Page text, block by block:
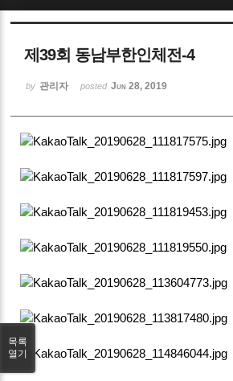
제39회 동남부한인체전-4
by 관리자 posted Jun 28, 2019
목록
열기
Sketchbook5, 스케치북5
Sketchbook5, 스케치북5